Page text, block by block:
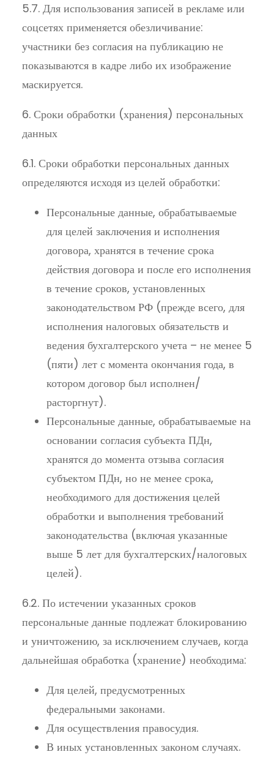
5.7. Для использования записей в рекламе или
соцсетях применяется обезличивание:
участники без согласия на публикацию не
показываются в кадре либо их изображение
маскируется.
6. Сроки обработки (хранения) персональных
данных
6.1. Сроки обработки персональных данных
определяются исходя из целей обработки:
Персональные данные, обрабатываемые
для целей заключения и исполнения
договора, хранятся в течение срока
действия договора и после его исполнения
в течение сроков, установленных
законодательством РФ (прежде всего, для
исполнения налоговых обязательств и
ведения бухгалтерского учета – не менее 5
(пяти) лет с момента окончания года, в
котором договор был исполнен/
расторгнут).
Персональные данные, обрабатываемые на
основании согласия субъекта ПДн,
хранятся до момента отзыва согласия
субъектом ПДн, но не менее срока,
необходимого для достижения целей
обработки и выполнения требований
законодательства (включая указанные
выше 5 лет для бухгалтерских/налоговых
целей).
6.2. По истечении указанных сроков
персональные данные подлежат блокированию
и уничтожению, за исключением случаев, когда
дальнейшая обработка (хранение) необходима:
Для целей, предусмотренных
федеральными законами.
Для осуществления правосудия.
В иных установленных законом случаях.